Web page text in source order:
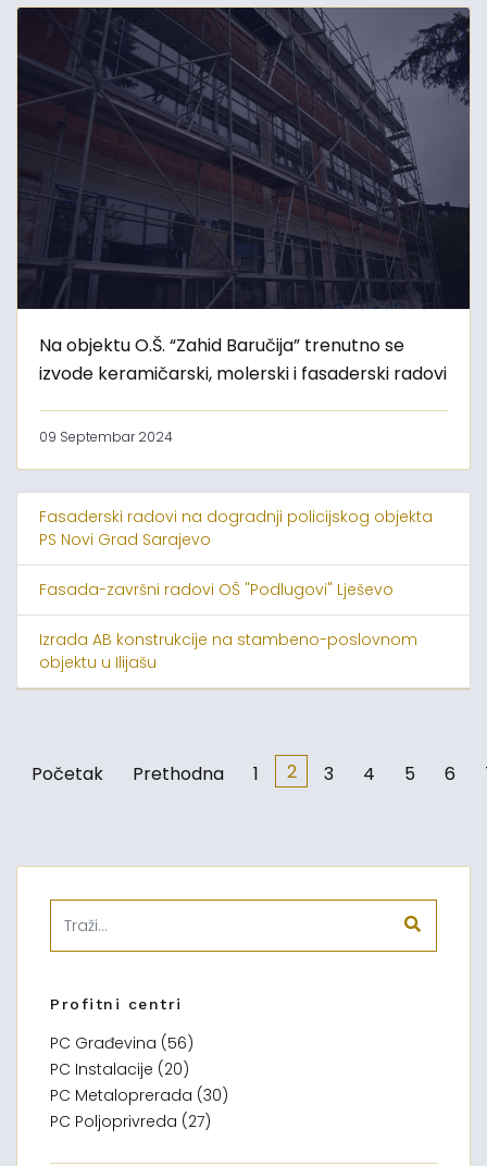
Na objektu O.Š. “Zahid Baručija” trenutno se
izvode keramičarski, molerski i fasaderski radovi
09 Septembar 2024
Fasaderski radovi na dogradnji policijskog objekta
PS Novi Grad Sarajevo
Fasada-završni radovi OŠ "Podlugovi" Lješevo
Izrada AB konstrukcije na stambeno-poslovnom
objektu u Ilijašu
Početak Prethodna 1 2 3 4 5 6
Profitni centri
PC Građevina (56)
PC Instalacije (20)
PC Metaloprerada (30)
PC Poljoprivreda (27)